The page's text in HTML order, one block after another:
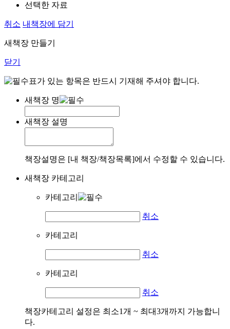
선택한 자료
취소 내책장에 담기
새책장 만들기
닫기
표가 있는 항목은 반드시 기재해 주셔야 합니다.
새책장 명
새책장 설명
책장설명은 [내 책장/책장목록]에서 수정할 수 있습니다.
새책장 카테고리
카테고리
취소
카테고리
취소
카테고리
취소
책장카테고리 설정은 최소1개 ~ 최대3개까지 가능합니
다.